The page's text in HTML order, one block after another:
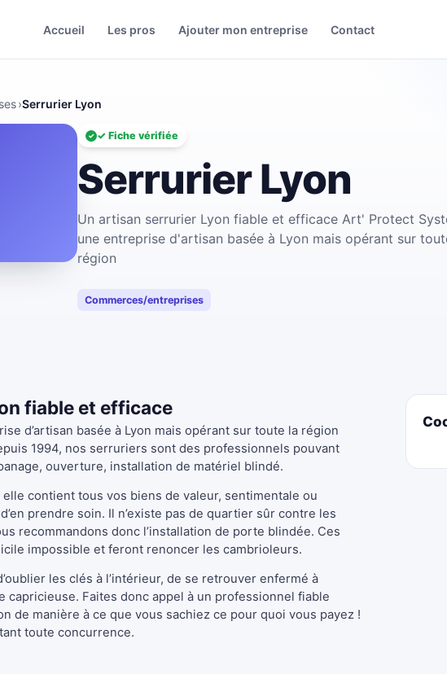
Accueil Les pros Ajouter mon entreprise Contact
›Serrurier Lyon
✓ Fiche vérifiée
Serrurier Lyon
Un artisan serrurier Lyon fiable et efficace Art' Protect
une entreprise d'artisan basée à Lyon mais opérant sur
région
Commerces/entreprises
fiable et efficace
d’artisan basée à Lyon mais opérant sur toute la région
1994, nos serruriers sont des professionnels pouvant
ouverture, installation de matériel blindé.
contient tous vos biens de valeur, sentimentale ou
prendre soin. Il n’existe pas de quartier sûr contre les
recommandons donc l’installation de porte blindée. Ces
impossible et feront renoncer les cambrioleurs.
les clés à l’intérieur, de se retrouver enfermé à
capricieuse. Faites donc appel à un professionnel fiable
de manière à ce que vous sachiez ce pour quoi vous payez !
toute concurrence.